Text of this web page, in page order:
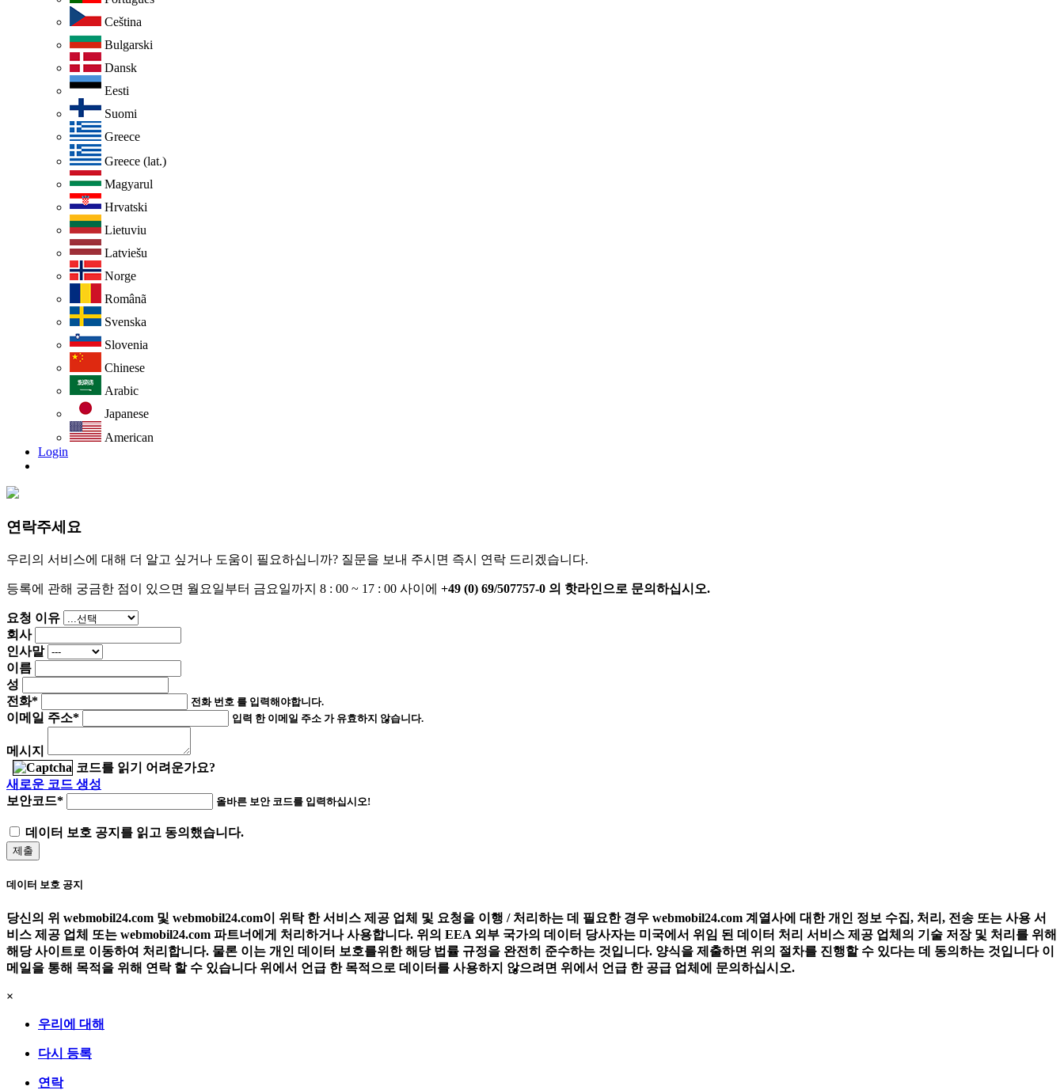
Ceština
Bulgarski
Dansk
Eesti
Suomi
Greece
Greece (lat.)
Magyarul
Hrvatski
Lietuviu
Latviešu
Norge
Românã
Svenska
Slovenia
Chinese
Arabic
Japanese
American
Login
연락주세요
우리의 서비스에 대해 더 알고 싶거나 도움이 필요하십니까? 질문을 보내 주시면 즉시 연락 드리겠습니다.
등록에 관해 궁금한 점이 있으면 월요일부터 금요일까지 8 : 00 ~ 17 : 00 사이에 +49 (0) 69/507757-0 의 핫라인으로 문의하십시오.
요청 이유
회사
인사말
이름
성
전화*
전화 번호 를 입력해야합니다.
이메일 주소* 입력 한 이메일 주소 가 유효하지 않습니다.
메시지
코드를 읽기 어려운가요?
새로운 코드 생성
보안코드*
올바른 보안 코드를 입력하십시오!
데이터 보호 공지를 읽고 동의했습니다.
제출
데이터 보호 공지
당신의 위 webmobil24.com 및 webmobil24.com이 위탁 한 서비스 제공 업체 및 요청을 이행 / 처리하는 데 필요한 경우 webmobil24.com 계열사에 대한 개인 정보 수집, 처리, 전송 또는 사용 서
비스 제공 업체 또는 webmobil24.com 파트너에게 처리하거나 사용합니다. 위의 EEA 외부 국가의 데이터 당사자는 미국에서 위임 된 데이터 처리 서비스 제공 업체의 기술 저장 및 처리를 위해
해당 사이트로 이동하여 처리합니다. 물론 이는 개인 데이터 보호를위한 해당 법률 규정을 완전히 준수하는 것입니다. 양식을 제출하면 위의 절차를 진행할 수 있다는 데 동의하는 것입니다 이
메일을 통해 목적을 위해 연락 할 수 있습니다 위에서 언급 한 목적으로 데이터를 사용하지 않으려면 위에서 언급 한 공급 업체에 문의하십시오.
×
우리에 대해
다시 등록
연락